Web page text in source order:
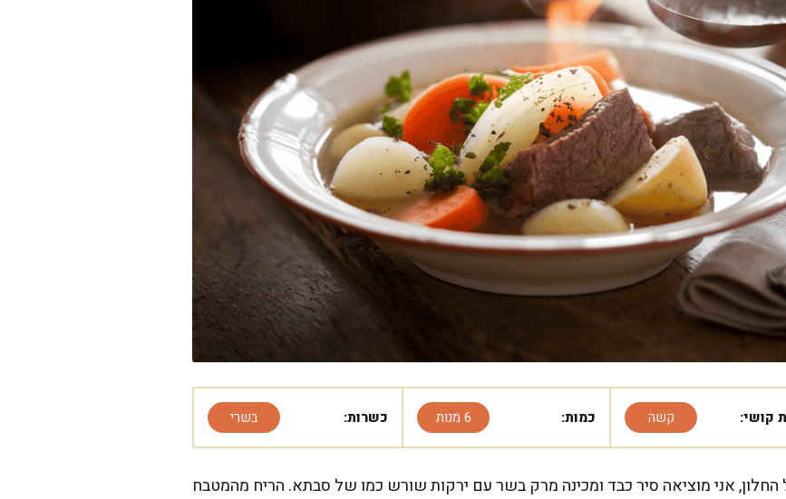
קושי: קשה כמות: 6 מנות כשרות: בשרי
אני מוציאה סיר כבד ומכינה מרק בשר עם ירקות שורש כמו של סבתא. הריח מהמטבח